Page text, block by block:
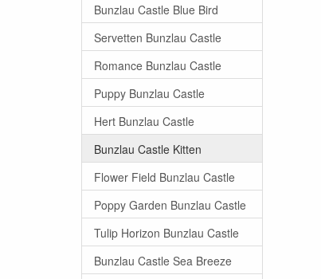
Bunzlau Castle Blue Bird
Servetten Bunzlau Castle
Romance Bunzlau Castle
Puppy Bunzlau Castle
Hert Bunzlau Castle
Bunzlau Castle Kitten
Flower Field Bunzlau Castle
Poppy Garden Bunzlau Castle
Tulip Horizon Bunzlau Castle
Bunzlau Castle Sea Breeze